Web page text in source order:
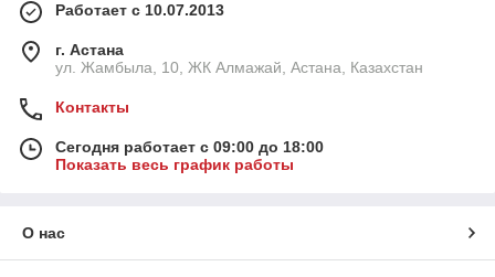
Работает с 10.07.2013
г. Астана
ул. Жамбыла, 10, ЖК Алмажай, Астана, Казахстан
Контакты
Сегодня работает с 09:00 до 18:00
Показать весь график работы
О нас